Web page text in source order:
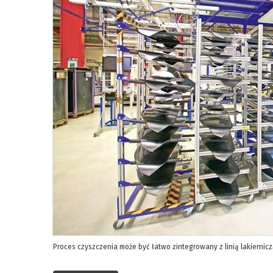
Proces czyszczenia może być łatwo zintegrowany z linią